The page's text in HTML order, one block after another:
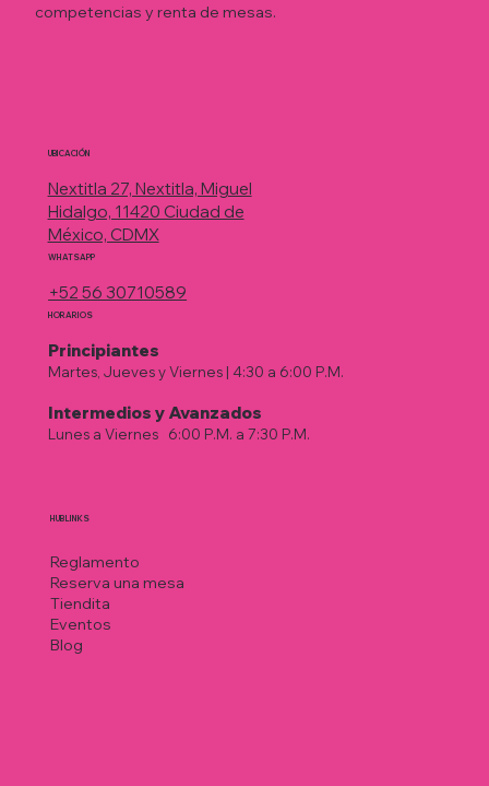
competencias y renta de mesas.
HUB LINKS
Reglamento
Reserva una mesa
Tiendita
Eventos
Blog
UBICACIÓN
Nextitla 27, Nextitla, Miguel
Hidalgo, 11420 Ciudad de
México, CDMX
WHATSAPP
+52 56 30710589
HORARIOS
Principiantes
Martes, Jueves y Viernes | 4:30 a 6:00 P.M.
Intermedios у Avanzados
Lunes a Viernes 6:00 P.M. a 7:30 P.M.